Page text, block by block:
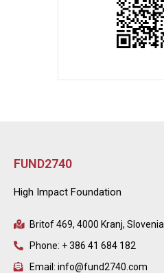
FUND2740
High Impact Foundation
Britof 469, 4000 Kranj, Slovenia
Phone: + 386 41 684 182
Email: info@fund2740.com